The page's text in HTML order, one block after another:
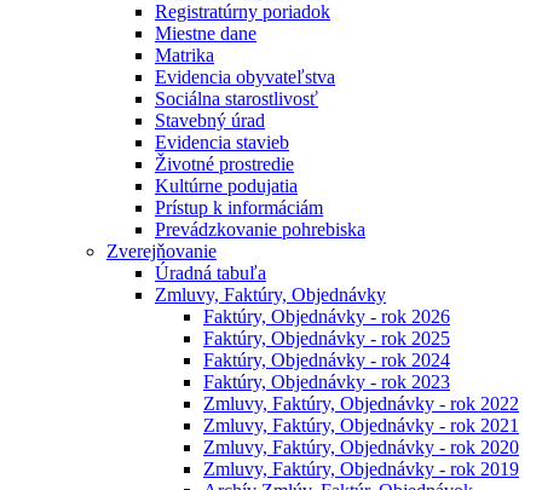
Registratúrny poriadok
Miestne dane
Matrika
Evidencia obyvateľstva
Sociálna starostlivosť
Stavebný úrad
Evidencia stavieb
Životné prostredie
Kultúrne podujatia
Prístup k informáciám
Prevádzkovanie pohrebiska
Zverejňovanie
Úradná tabuľa
Zmluvy, Faktúry, Objednávky
Faktúry, Objednávky - rok 2026
Faktúry, Objednávky - rok 2025
Faktúry, Objednávky - rok 2024
Faktúry, Objednávky - rok 2023
Zmluvy, Faktúry, Objednávky - rok 2022
Zmluvy, Faktúry, Objednávky - rok 2021
Zmluvy, Faktúry, Objednávky - rok 2020
Zmluvy, Faktúry, Objednávky - rok 2019